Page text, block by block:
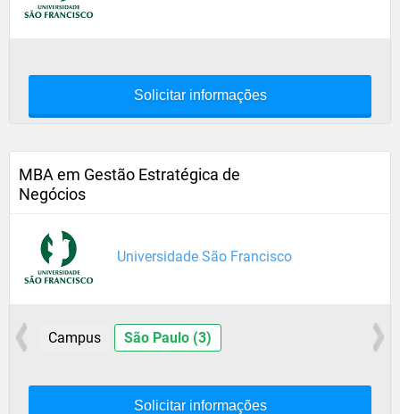
Solicitar informações
MBA em Gestão Estratégica de
Negócios
Universidade São Francisco
Campus São Paulo (3)
Solicitar informações